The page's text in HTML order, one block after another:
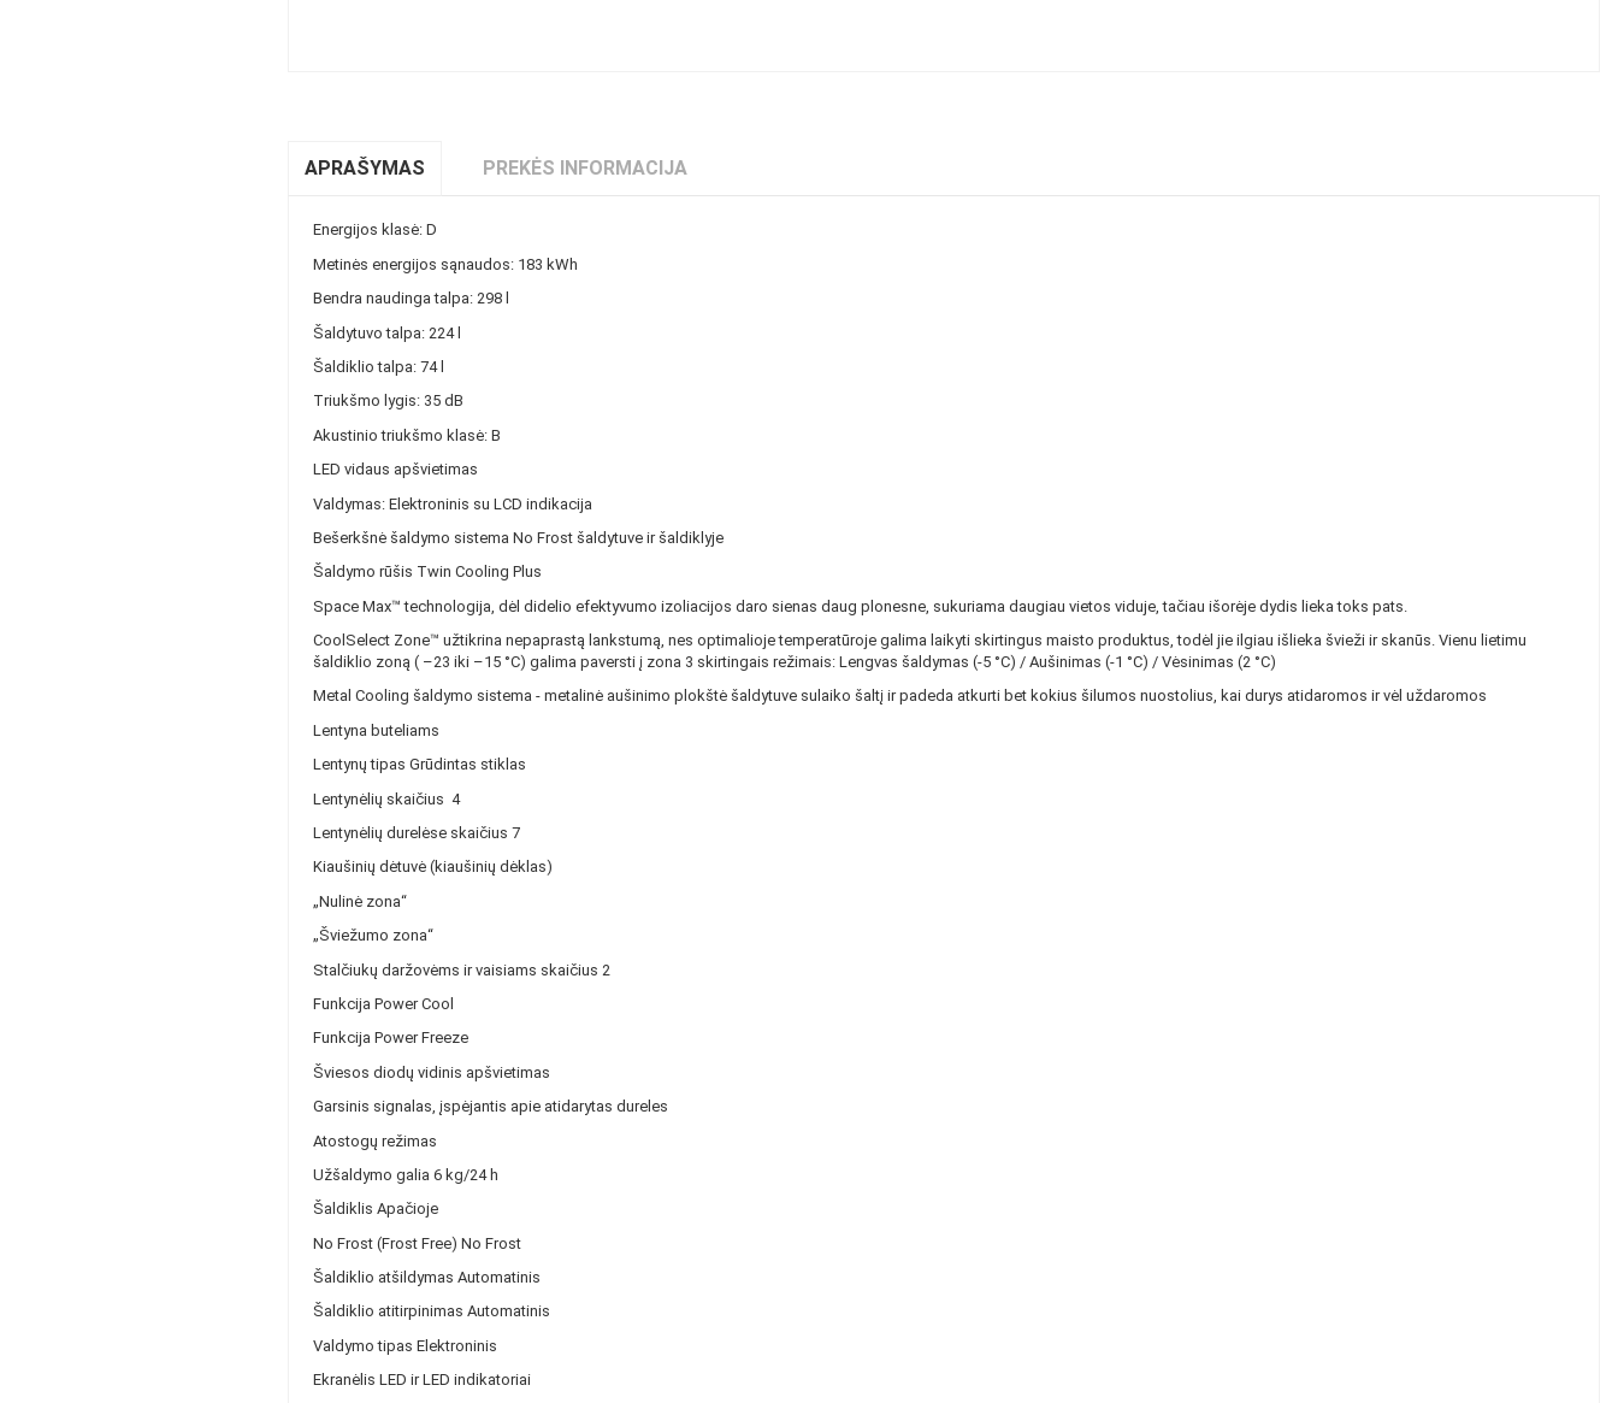
APRAŠYMAS PREKĖS INFORMACIJA
Energijos klasė: D
Metinės energijos sąnaudos: 183 kWh
Bendra naudinga talpa: 298 l
Šaldytuvo talpa: 224 l
Šaldiklio talpa: 74 l
Triukšmo lygis: 35 dB
Akustinio triukšmo klasė: B
LED vidaus apšvietimas
Valdymas: Elektroninis su LCD indikacija
Bešerkšnė šaldymo sistema No Frost šaldytuve ir šaldiklyje
Šaldymo rūšis Twin Cooling Plus
Space Max™ technologija, dėl didelio efektyvumo izoliacijos daro sienas daug plonesne, sukuriama daugiau vietos viduje, tačiau išorėje dydis lieka toks pats.
CoolSelect Zone™ užtikrina nepaprastą lankstumą, nes optimalioje temperatūroje galima laikyti skirtingus maisto produktus, todėl jie ilgiau išlieka švieži ir skanūs. Vienu lietimu
šaldiklio zoną ( –23 iki –15 °C) galima paversti į zona 3 skirtingais režimais: Lengvas šaldymas (-5 °C) / Aušinimas (-1 °C) / Vėsinimas (2 °C)
Metal Cooling šaldymo sistema - metalinė aušinimo plokštė šaldytuve sulaiko šaltį ir padeda atkurti bet kokius šilumos nuostolius, kai durys atidaromos ir vėl uždaromos
Lentyna buteliams
Lentynų tipas Grūdintas stiklas
Lentynėlių skaičius 4
Lentynėlių durelėse skaičius 7
Kiaušinių dėtuvė (kiaušinių dėklas)
„Nulinė zona“
„Šviežumo zona“
Stalčiukų daržovėms ir vaisiams skaičius 2
Funkcija Power Cool
Funkcija Power Freeze
Šviesos diodų vidinis apšvietimas
Garsinis signalas, įspėjantis apie atidarytas dureles
Atostogų režimas
Užšaldymo galia 6 kg/24 h
Šaldiklis Apačioje
No Frost (Frost Free) No Frost
Šaldiklio atšildymas Automatinis
Šaldiklio atitirpinimas Automatinis
Valdymo tipas Elektroninis
Ekranėlis LED ir LED indikatoriai